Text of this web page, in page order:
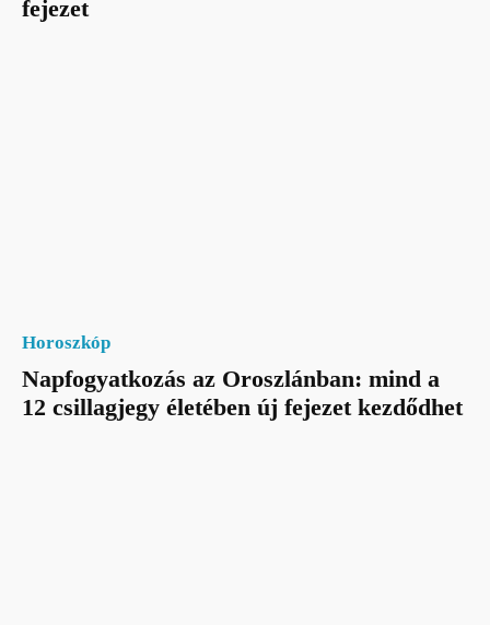
fejezet
Horoszkóp
Napfogyatkozás az Oroszlánban: mind a
12 csillagjegy életében új fejezet kezdődhet